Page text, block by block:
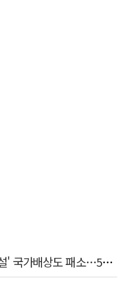
변희재, '최서원 태블릿 조작설' 국가배상도 패소…5천만원 청구 기각